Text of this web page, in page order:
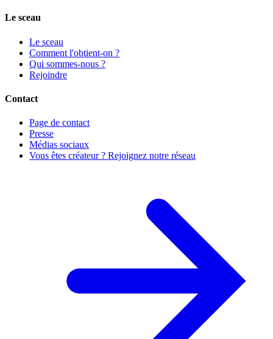
Le sceau
Le sceau
Comment l'obtient-on ?
Qui sommes-nous ?
Rejoindre
Contact
Page de contact
Presse
Médias sociaux
Vous êtes créateur ? Rejoignez notre réseau